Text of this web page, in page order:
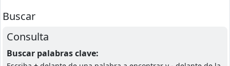
Buscar
Consulta
Buscar palabras clave: